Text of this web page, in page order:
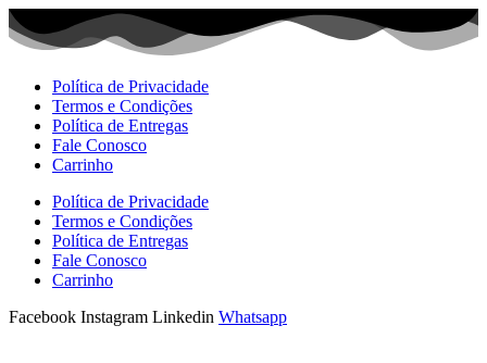
Ir
para
Política de Privacidade
Termos e Condições
Política de Entregas
Fale Conosco
Carrinho
Política de Privacidade
Termos e Condições
Política de Entregas
Fale Conosco
Carrinho
Facebook Instagram Linkedin Whatsapp